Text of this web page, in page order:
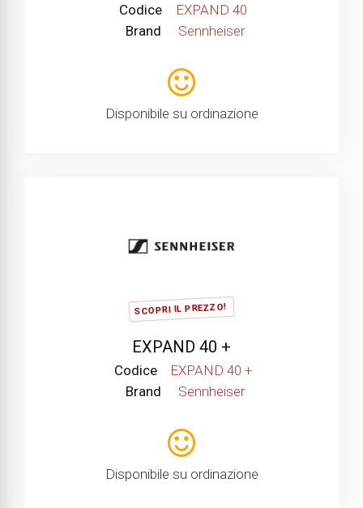
Codice
EXPAND 40
Brand
Sennheiser
Disponibile su ordinazione
SCOPRI IL PREZZO!
EXPAND 40 +
Codice
EXPAND 40 +
Brand
Sennheiser
Disponibile su ordinazione